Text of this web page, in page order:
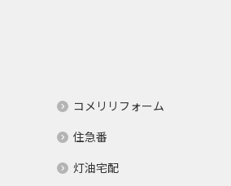
コメリリフォーム
住急番
灯油宅配